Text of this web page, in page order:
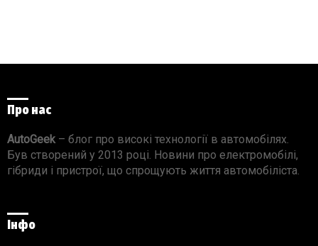
Про нас
AutoGeek – блог про високі технології в автомобілях.
Був створений у 2013 році. Новини про електромобілі,
гібриди і пристрої, що спрощують життя автомобіліста.
Інфо